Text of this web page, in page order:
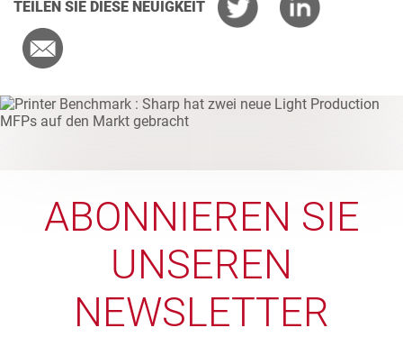
TEILEN SIE DIESE NEUIGKEIT
ABONNIEREN SIE
UNSEREN
NEWSLETTER